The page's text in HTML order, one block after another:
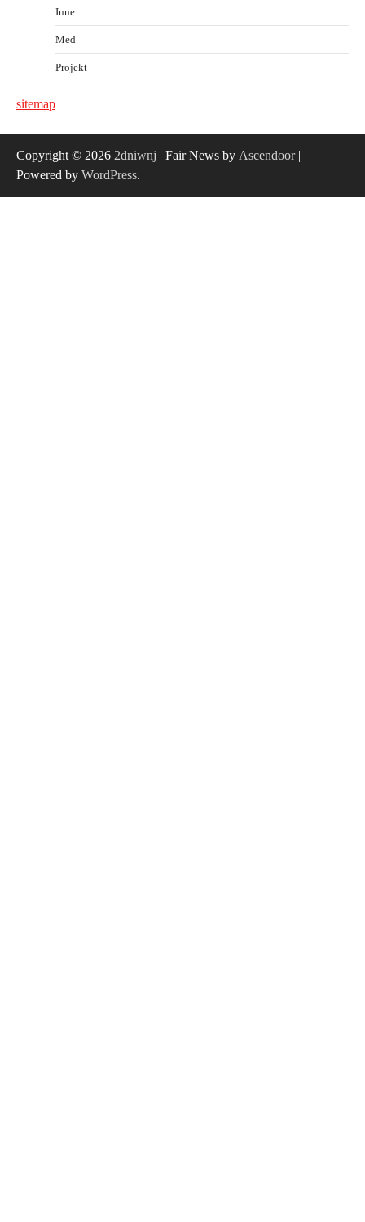
Inne
Med
Projekt
sitemap
Copyright © 2026 2dniwnj | Fair News by Ascendoor|
Powered by WordPress.